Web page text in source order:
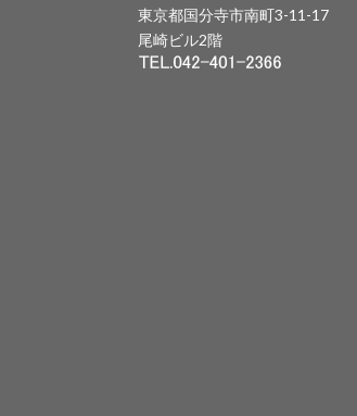
東京都国分寺市南町3-11-17
尾崎ビル2階